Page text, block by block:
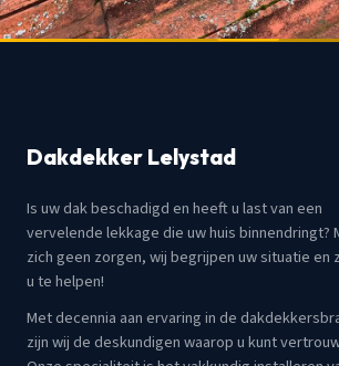
Dakdekker Lelystad
Is uw dak beschadigd en heeft u last van een
vervelende lekkage die uw huis binnendringt?
zich geen zorgen, wij begrijpen uw situatie en
u te helpen!
Met decennia aan ervaring in de
zijn wij de deskundigen waarop u kunt